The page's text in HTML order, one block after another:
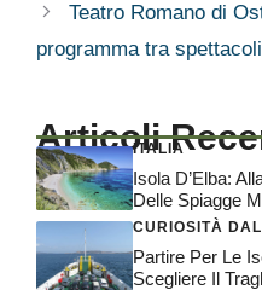
Teatro Romano di
programma tra
ArticoliITALIA
Isola D’Elba:
Delle Spiagge
CURIOSITÀ
Partire Per Le
Scegliere Il